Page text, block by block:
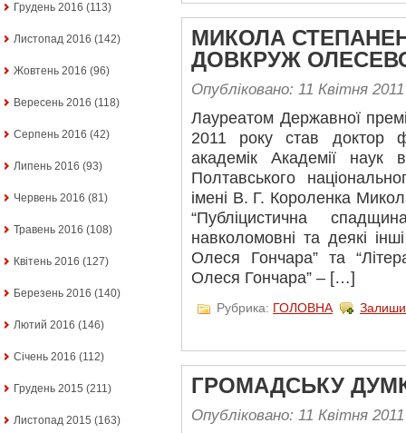
Грудень 2016 (113)
Листопад 2016 (142)
Жовтень 2016 (96)
Вересень 2016 (118)
Серпень 2016 (42)
Липень 2016 (93)
Червень 2016 (81)
Травень 2016 (108)
Квітень 2016 (127)
Березень 2016 (140)
Лютий 2016 (146)
Січень 2016 (112)
Грудень 2015 (211)
Листопад 2015 (163)
МИКОЛА
ДОВКРУЖ
Опубліковано: 11 Квітня 2011
Лауреатом Державної
2011 року став доктор
академік Академії наук
Полтавського
імені В. Г. Короленка
“Публіцистична
навколомовні та деякі
Олеся Гончара” та
Олеся Гончара” – […]
Рубрика: ГОЛОВНА
ГРОМАДСЬКУ
Опубліковано: 11 Квітня 2011